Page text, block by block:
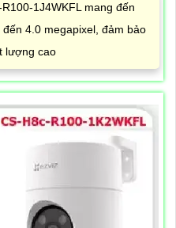
1J4WKFL mang đến
4.0 megapixel, đảm bảo
lượng cao